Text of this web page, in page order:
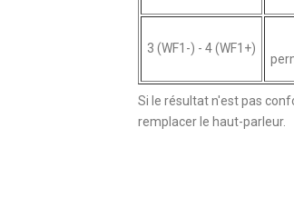
3 (WF1-) - 4 (WF1+)
Si le résultat n'est pas
remplacer le haut-parleur.